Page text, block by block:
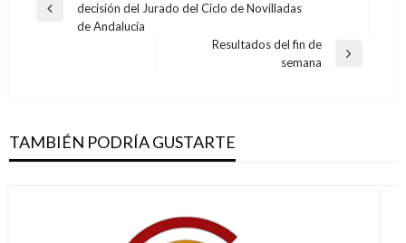
de
Entrada
decisión del Jurado del Ciclo de Novilladas
de Andalucía
Resultados del fin de
semana
TAMBIÉN PODRÍA GUSTARTE